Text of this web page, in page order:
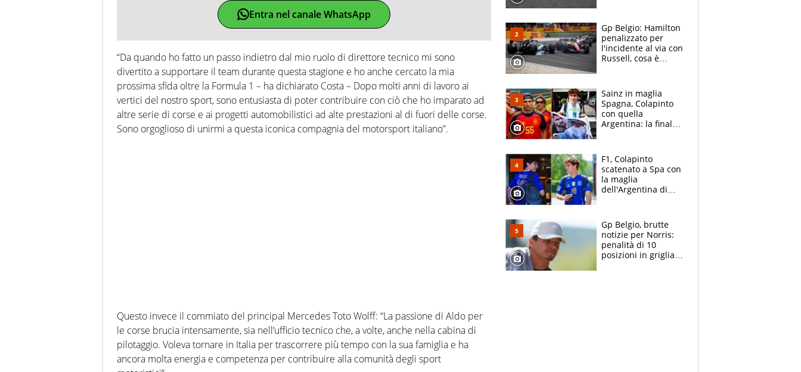
Entra nel canale WhatsApp
“Da quando ho fatto un passo indietro dal mio ruolo di direttore tecnico mi sono
divertito a supportare il team durante questa stagione e ho anche cercato la mia
prossima sfida oltre la Formula 1 – ha dichiarato Costa – Dopo molti anni di lavoro ai
vertici del nostro sport, sono entusiasta di poter contribuire con ciò che ho imparato ad
altre serie di corse e ai progetti automobilistici ad alte prestazioni al di fuori delle corse.
Sono orgoglioso di unirmi a questa iconica compagnia del motorsport italiano”.
Questo invece il commiato del principal Mercedes Toto Wolff: “La passione di Aldo per
le corse brucia intensamente, sia nell’ufficio tecnico che, a volte, anche nella cabina di
pilotaggio. Voleva tornare in Italia per trascorrere più tempo con la sua famiglia e ha
ancora molta energia e competenza per contribuire alla comunità degli sport
2021
Gp Belgio: Hamilton
penalizzato per
l'incidente al via con
Russell, cosa è
Sainz in maglia
Spagna, Colapinto
con quella
Argentina: la finale
vede l'ora
F1, Colapinto
scatenato a Spa con
la maglia
dell'Argentina di
le parolacce"
Gp Belgio, brutte
notizie per Norris:
penalità di 10
posizioni in griglia,